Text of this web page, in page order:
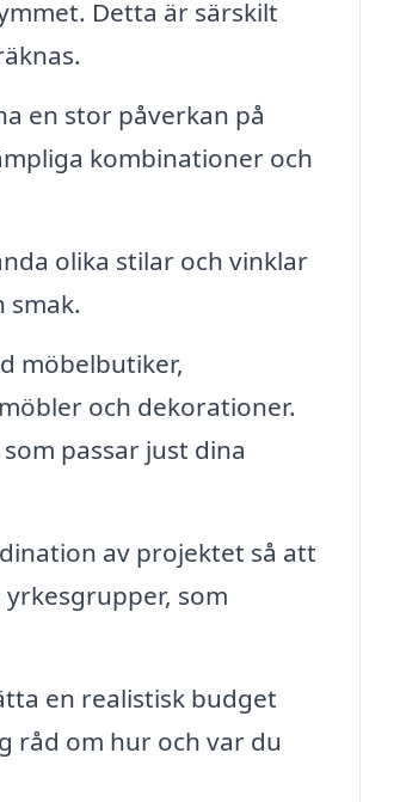
Detta är särskilt
en stor påverkan på
kombinationer och
olika stilar och vinklar
smak.
möbelbutiker,
och dekorationer.
passar just dina
av projektet så att
som
en realistisk budget
råd om hur och var du